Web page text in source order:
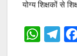
योग्य शिक्षकों से
W
T